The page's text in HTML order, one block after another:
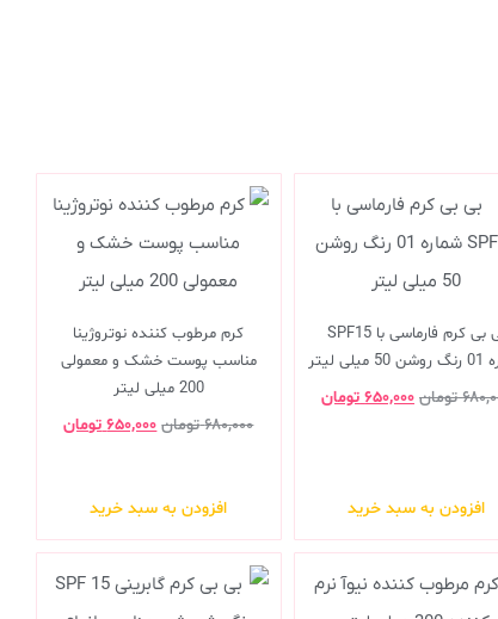
بی بی کرم فارماسی با SPF15
لیتر
تومان ۶۵۰,۰۰۰ تومان
افزودن به سبد خرید
کرم مرطوب کننده نوتروژینا
مناسب پوست خشک و معمولی
200 میلی لیتر
۶۸۰,۰۰۰ تومان ۶۵۰,۰۰۰ تومان
افزودن به سبد خرید